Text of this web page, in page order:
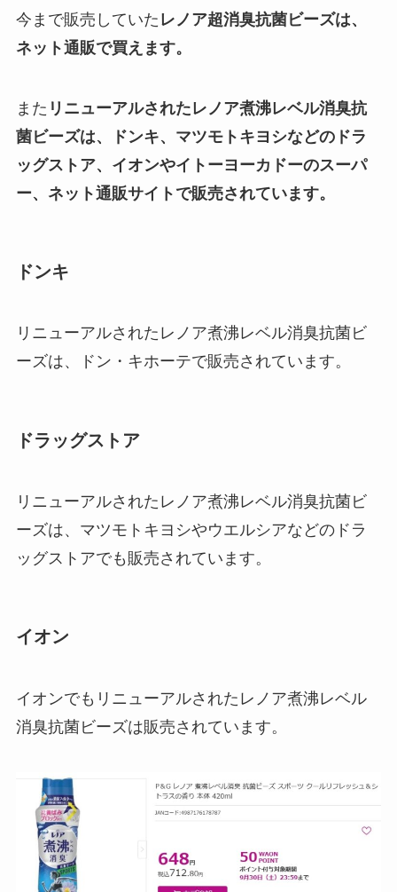
エビアンは販売終了になった？発
コンビニなど調査！
マウンテンデューはどこで買え
る？販売中止の理由は？ドンキや
る？販売店やどれが良いか解説
クックグリースの販売中止の理由
は？どこに売ってる？種類や値段
や評価などを調査！
今まで販売していた レノア超消臭抗菌ビーズは、
ネット通販で買えます。
また リニューアルされたレノア煮沸レベル消臭抗
菌ビーズは、ドンキ、マツモトキヨシなどのドラ
ッグストア、イオンやイトーヨーカドーのスーパ
ー、ネット通販サイトで販売されています。
ドンキ
リニューアルされたレノア煮沸レベル消臭抗菌ビ
ーズは、ドン・キホーテで販売されています。
ドラッグストア
リニューアルされたレノア煮沸レベル消臭抗菌ビ
ーズは、マツモトキヨシやウエルシアなどのドラ
ッグストアでも販売されています。
イオン
イオンでもリニューアルされたレノア煮沸レベル
消臭抗菌ビーズは販売されています。